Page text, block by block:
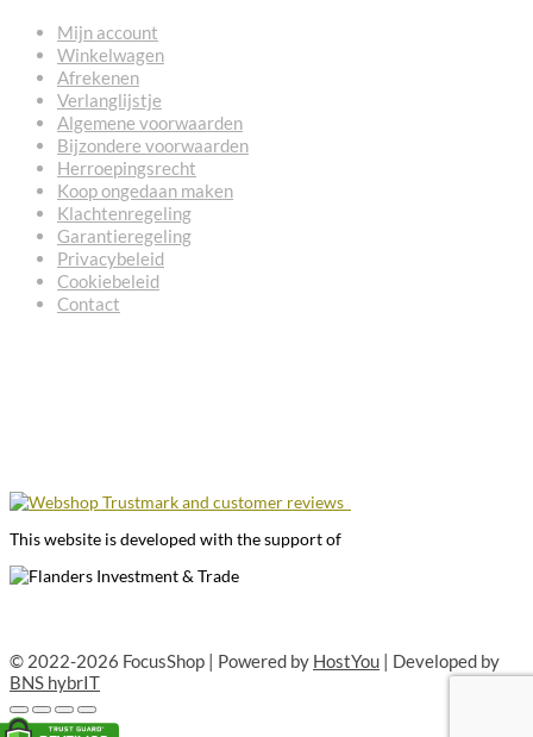
Mijn account
Winkelwagen
Afrekenen
Verlanglijstje
Algemene voorwaarden
Bijzondere voorwaarden
Herroepingsrecht
Koop ongedaan maken
Klachtenregeling
Garantieregeling
Privacybeleid
Cookiebeleid
Contact
This website is developed with the support of
© 2022-2026 FocusShop | Powered by HostYou | Developed by
BNS hybrIT